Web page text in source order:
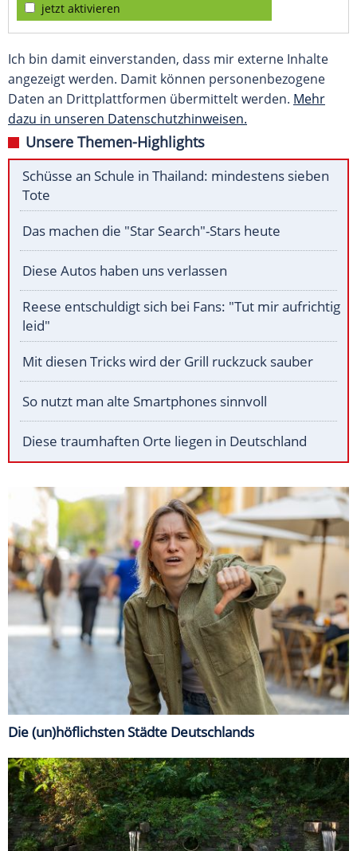
jetzt aktivieren
Ich bin damit einverstanden, dass mir externe Inhalte
angezeigt werden. Damit können personenbezogene
Daten an Drittplattformen übermittelt werden. Mehr
dazu in unseren Datenschutzhinweisen.
Unsere Themen-Highlights
Schüsse an Schule in Thailand: mindestens sieben
Tote
Das machen die "Star Search"-Stars heute
Diese Autos haben uns verlassen
Reese entschuldigt sich bei Fans: "Tut mir aufrichtig
leid"
Mit diesen Tricks wird der Grill ruckzuck sauber
So nutzt man alte Smartphones sinnvoll
Diese traumhaften Orte liegen in Deutschland
Die (un)höflichsten Städte Deutschlands